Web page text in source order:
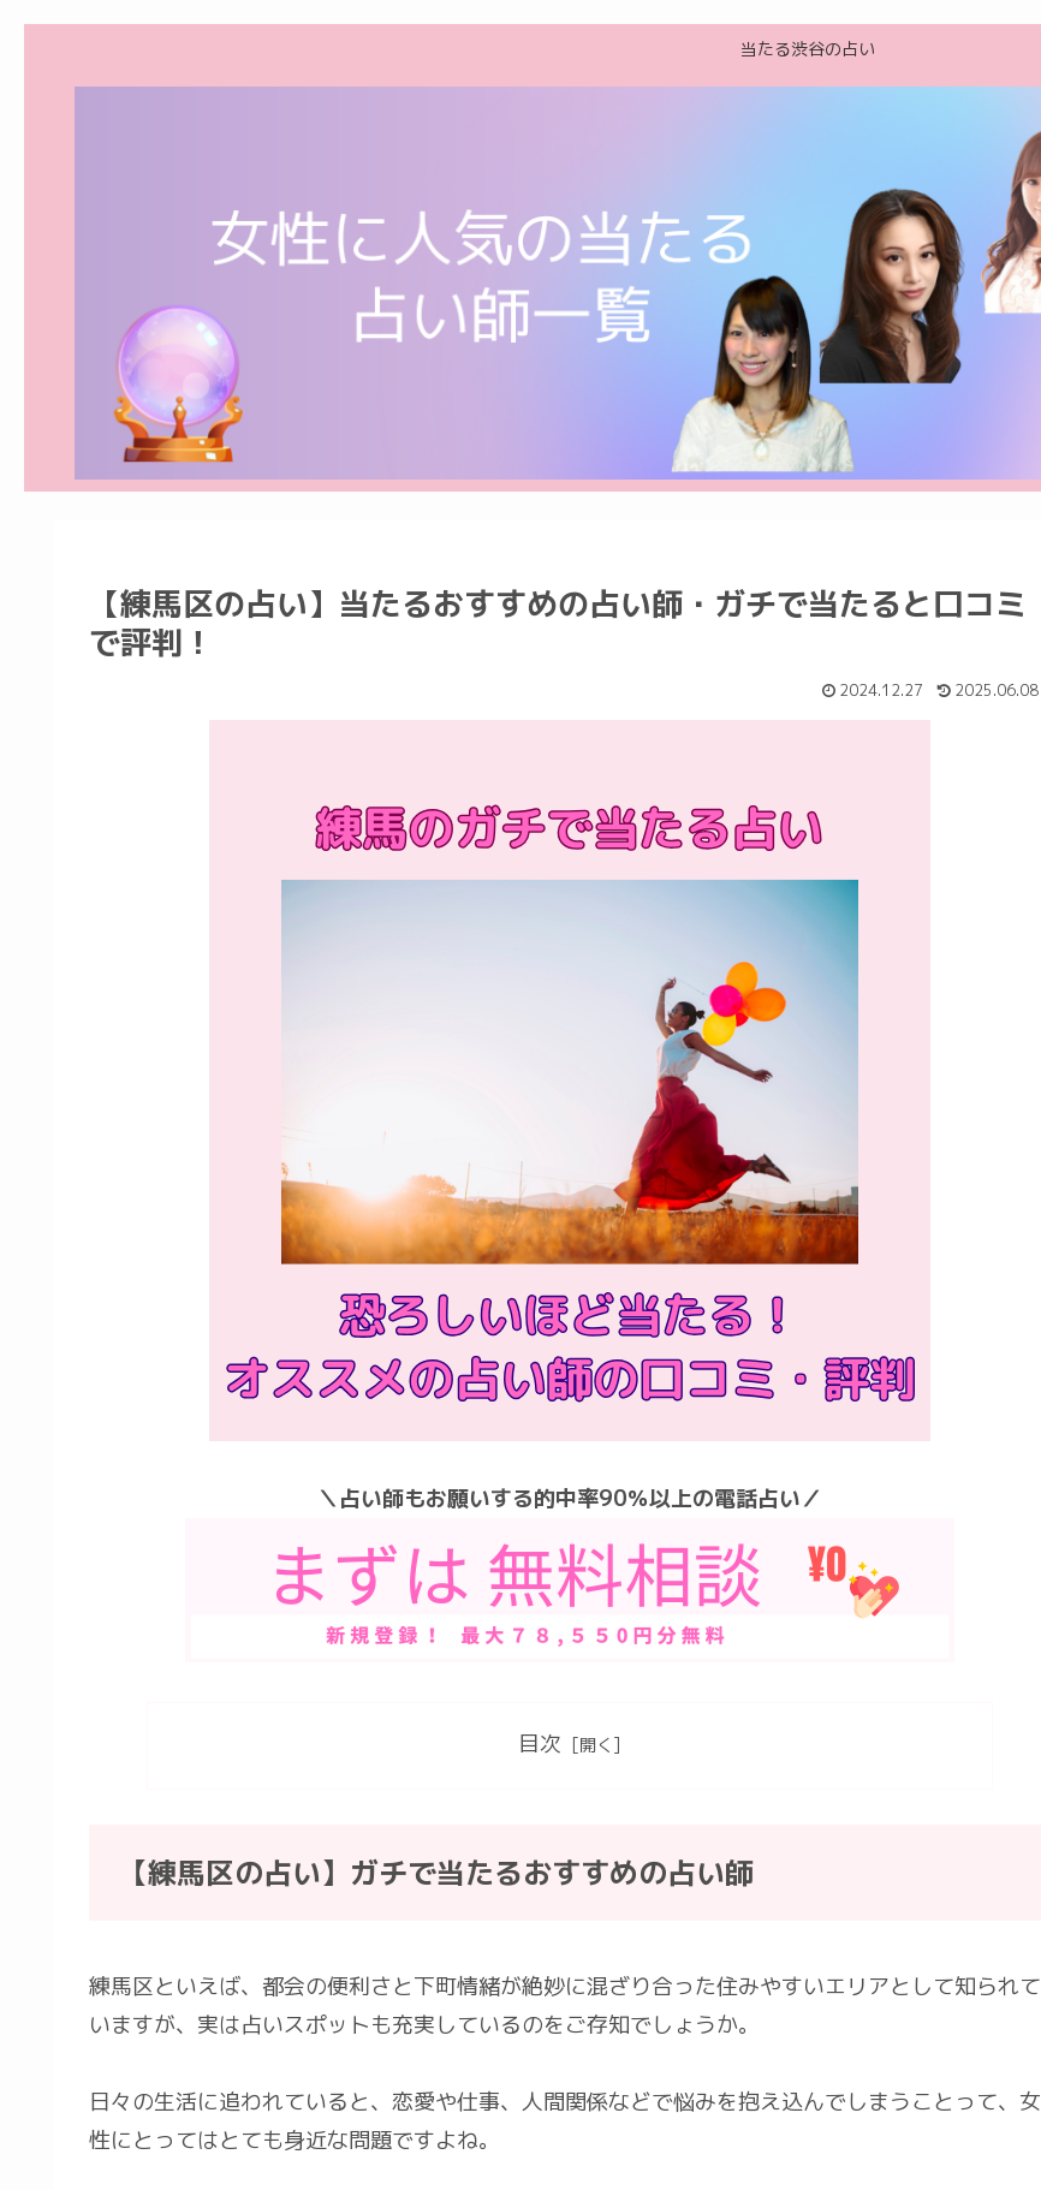
当たる渋谷の占い
【練馬区の占い】当たるおすすめの占い師・ガチで当たると口コミ
で評判！
2024.12.27 2025.06.08
＼占い師もお願いする的中率90％以上の電話占い／
目次
【練馬区の占い】ガチで当たるおすすめの占い師
練馬区といえば、都会の便利さと下町情緒が絶妙に混ざり合った住みやすいエリアとして知られて
いますが、実は占いスポットも充実しているのをご存知でしょうか。
日々の生活に追われていると、恋愛や仕事、人間関係などで悩みを抱え込んでしまうことって、女
性にとってはとても身近な問題ですよね。